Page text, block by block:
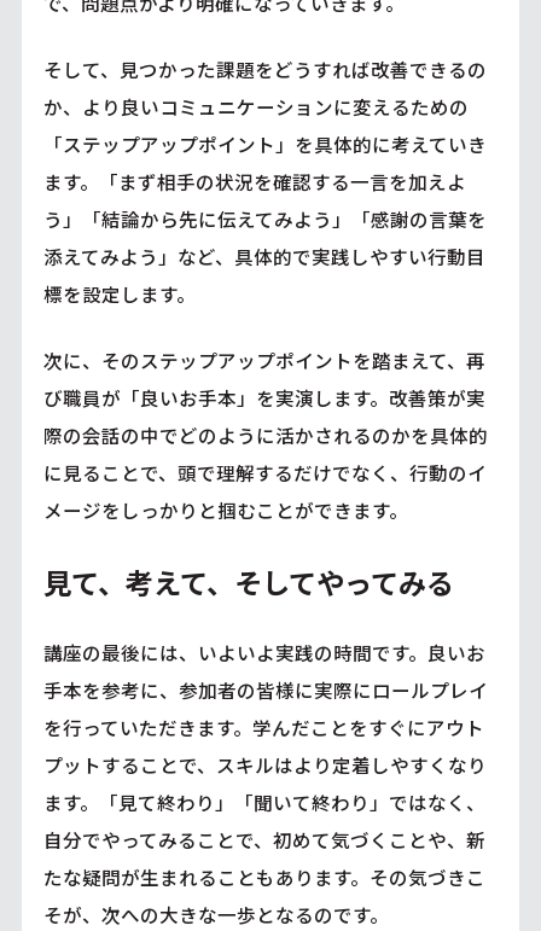
そして、見つかった課題をどうすれば改善できるの
か、より良いコミュニケーションに変えるための
「ステップアップポイント」を具体的に考えていき
ます。「まず相手の状況を確認する一言を加えよ
う」「結論から先に伝えてみよう」「感謝の言葉を
添えてみよう」など、具体的で実践しやすい行動目
標を設定します。
次に、そのステップアップポイントを踏まえて、再
び職員が「良いお手本」を実演します。改善策が実
際の会話の中でどのように活かされるのかを具体的
に見ることで、頭で理解するだけでなく、行動のイ
メージをしっかりと掴むことができます。
見て、考えて、そしてやってみる
講座の最後には、いよいよ実践の時間です。良いお
手本を参考に、参加者の皆様に実際にロールプレイ
を行っていただきます。学んだことをすぐにアウト
プットすることで、スキルはより定着しやすくなり
ます。「見て終わり」「聞いて終わり」ではなく、
自分でやってみることで、初めて気づくことや、新
たな疑問が生まれることもあります。その気づきこ
そが、次への大きな一歩となるのです。